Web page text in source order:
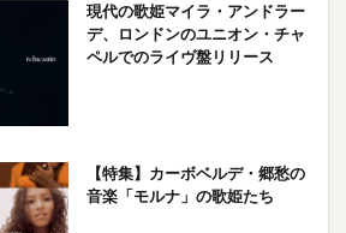
現代の歌姫マイラ・アンドラー
デ、ロンドンのユニオン・チャ
ペルでのライヴ盤リリース
【特集】カーボベルデ・郷愁の
音楽「モルナ」の歌姫たち